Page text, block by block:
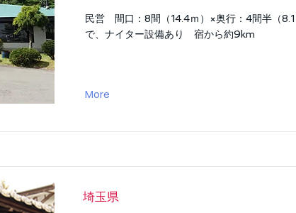
民営 間口：8間（14.4ｍ）×奥行：4間半（8.1
で、ナイター設備あり 宿から約9km
More
埼玉県